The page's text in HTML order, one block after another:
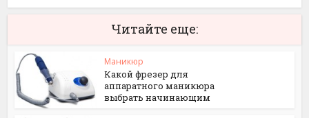
Читайте еще:
Маникюр
Какой фрезер для
аппаратного маникюра
выбрать начинающим